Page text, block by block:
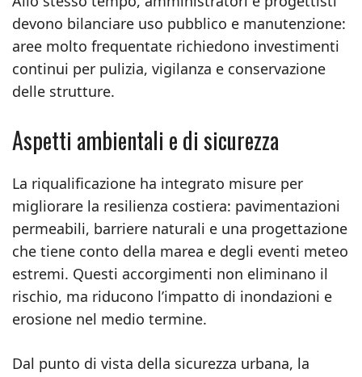
devono bilanciare uso pubblico e manutenzione:
aree molto frequentate richiedono investimenti
continui per pulizia, vigilanza e conservazione
delle strutture.
Aspetti ambientali e di sicurezza
La riqualificazione ha integrato misure per
migliorare la resilienza costiera: pavimentazioni
permeabili, barriere naturali e una progettazione
che tiene conto della marea e degli eventi meteo
estremi. Questi accorgimenti non eliminano il
rischio, ma riducono l’impatto di inondazioni e
erosione nel medio termine.
Dal punto di vista della sicurezza urbana, la